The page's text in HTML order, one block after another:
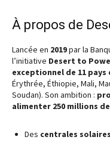
À propos de
Lancée en 2019par la
l’initiative Desert to
exceptionnel de 11 pays
Érythrée, Éthiopie, Mali,
Soudan). Son ambition :
alimenter 250 millions
Des centrales